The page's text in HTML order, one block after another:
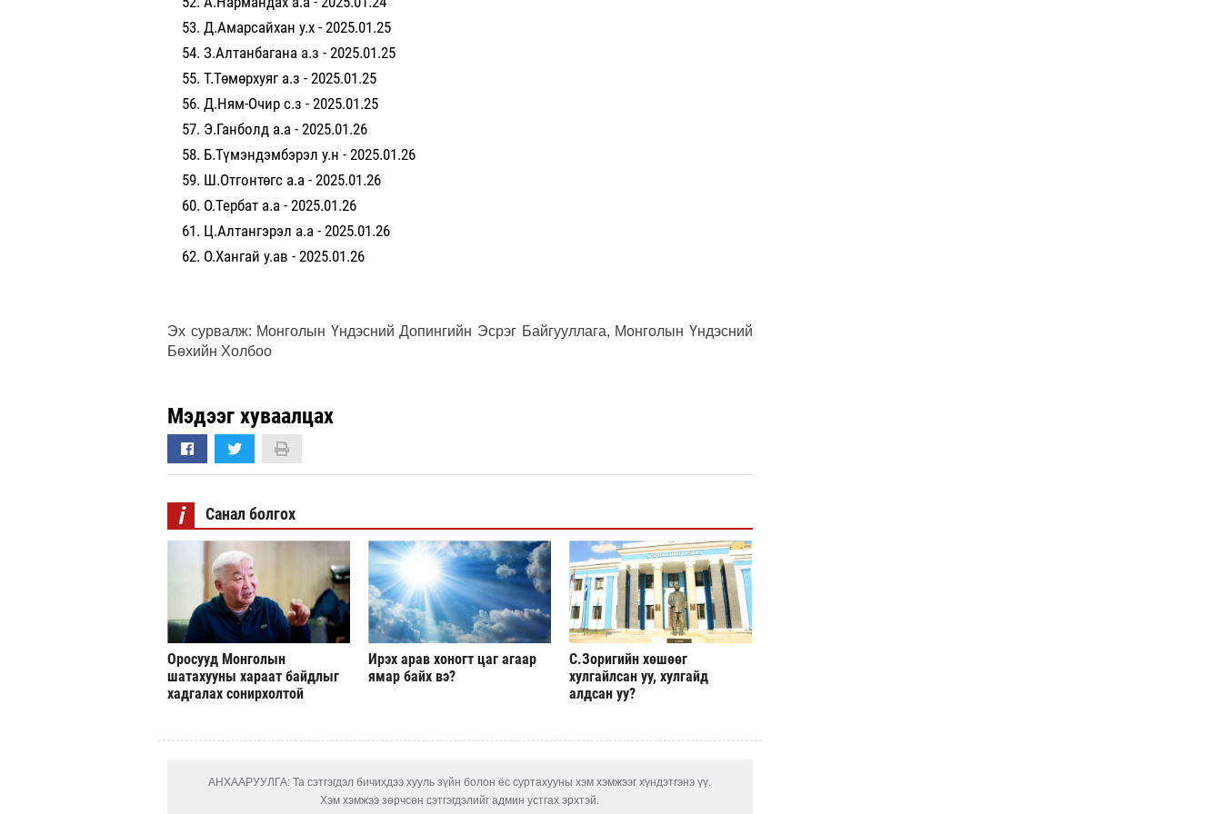
Д.Амарсайхан у.х - 2025.01.25
З.Алтанбагана а.з - 2025.01.25
Т.Төмөрхуяг а.з - 2025.01.25
Д.Ням-Очир с.з - 2025.01.25
Э.Ганболд а.а - 2025.01.26
Б.Түмэндэмбэрэл у.н - 2025.01.26
Ш.Отгонтөгс а.а - 2025.01.26
О.Тербат а.а - 2025.01.26
Ц.Алтангэрэл а.а - 2025.01.26
О.Хангай у.ав - 2025.01.26
Эх сурвалж: Монголын Үндэсний Допингийн Эсрэг Байгууллага, Монголын Үндэсний
Бөхийн Холбоо
Мэдээг хуваалцах
i Санал болгох
Оросууд Монголын
шатахууны хараат байдлыг
хадгалах сонирхолтой
Ирэх арав хоногт цаг агаар
ямар байх вэ?
С.Зоригийн хөшөөг
хулгайлсан уу, хулгайд
алдсан уу?
АНХААРУУЛГА: Та сэтгэгдэл бичихдээ хууль зүйн болон ёс суртахууны хэм хэмжээг хүндэтгэнэ үү.
Хэм хэмжээ зөрчсөн сэтгэгдэлийг админ устгах эрхтэй.